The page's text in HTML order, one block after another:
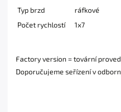
Typ brzd
ráfkové
Počet rychlostí
1x7
Factory version = tovární
Doporučujeme seřízení v